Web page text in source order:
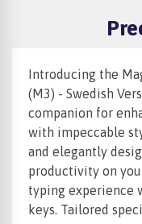
Introducing the
(M3) - Swedish
companion for
with impeccable
and elegantly
productivity on
typing experience
keys. Tailored